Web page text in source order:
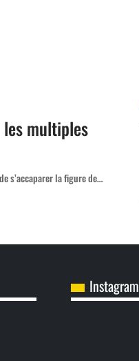
multiples
s’accaparer la figure de…
Instagram